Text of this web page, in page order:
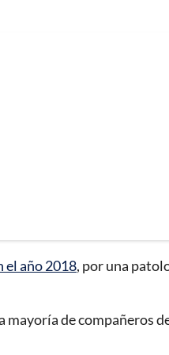
el año 2018, por una
de compañeros